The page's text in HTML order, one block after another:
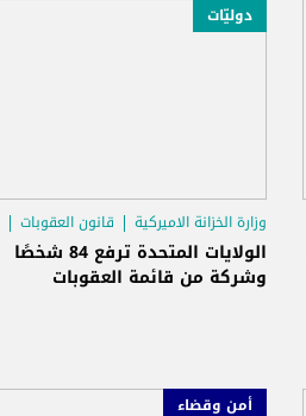
دوليّات
وزارة الخزانة الاميركية قانون العقوبات
الولايات المتحدة ترفع 84 شخصًا
وشركة من قائمة العقوبات
أمن وقضاء